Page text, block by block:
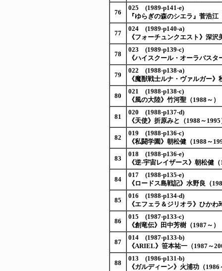
76
025 (1989-p141-e)
『ゆらぎの森のシエラ』菅浩江
77
024 (1989-p140-a)
《フォーチュンクエスト》深沢
78
023 (1989-p139-c)
《ハイスクール・オーラバス
79
022 (1988-p138-a)
《魔獣戦士ルナ・ヴァルガー
80
021 (1988-p138-c)
《風の大陸》竹河聖（1988～）
81
020 (1988-p137-d)
《天使》折原みと（1988～1995
82
019 (1988-p136-c)
《私闘学園》朝松健（1988～
83
018 (1988-p136-e)
《逆-宇宙レイザース》朝松健
84
017 (1988-p135-e)
《ロードス島戦記》水野良（
85
016 (1988-p134-d)
《エフェラ＆ジリオラ》ひかわ
86
015 (1987-p133-c)
《創竜伝》田中芳樹（1987～）
87
014 (1987-p133-b)
《ARIEL》笹本祐一（1987～
88
013 (1986-p131-b)
《ガルディーン》火浦功（1986